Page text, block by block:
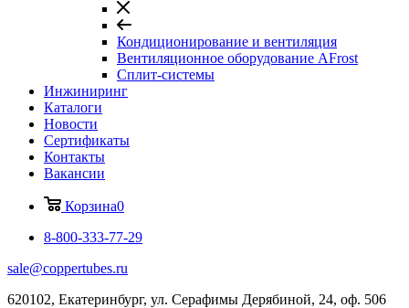
Кондиционирование и вентиляция
Вентиляционное оборудование AFrost
Сплит-системы
Инжиниринг
Каталоги
Новости
Сертификаты
Контакты
Вакансии
Корзина0
8-800-333-77-29
sale@coppertubes.ru
620102, Екатеринбург, ул. Серафимы Дерябиной, 24, оф. 506